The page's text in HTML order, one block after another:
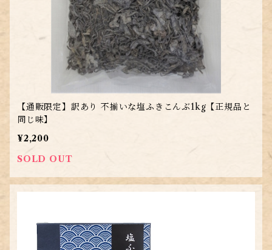
【通販限定】訳あり 不揃いな塩ふきこんぶ1kg【正規品と
同じ味】
¥2,200
SOLD OUT